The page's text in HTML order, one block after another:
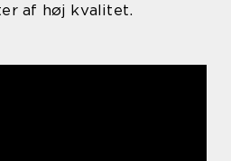
af høj kvalitet.